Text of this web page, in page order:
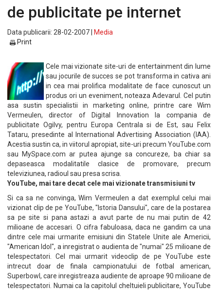
de publicitate pe internet
Data publicarii: 28-02-2007 |
Media
Print
Cele mai vizionate site-uri de entertainment din lume
sau jocurile de succes se pot transforma in cativa ani
in cea mai prolifica modalitate de face cunoscut un
produs ori un eveniment, noteaza Adevarul. Cel putin
asa sustin specialistii in marketing online, printre care Wim
Vermeulen, director of Digital Innovation la compania de
publicitate Ogilvy, pentru Europa Centrala si de Est, sau Felix
Tataru, presedinte al International Advertising Association (IAA).
Acestia sustin ca, in viitorul apropiat, site-uri precum YouTube.com
sau MySpace.com ar putea ajunge sa concureze, ba chiar sa
depaseasca modalitatile clasice de promovare, precum
televiziunea, radioul sau presa scrisa.
YouTube, mai tare decat cele mai vizionate transmisiuni tv
Si ca sa ne convinga, Wim Vermeulen a dat exemplul celui mai
vizionat clip de pe YouTube, "Istoria Dansului", care de la postarea
sa pe site si pana astazi a avut parte de nu mai putin de 42
milioane de accesari. O cifra fabuloasa, daca ne gandim ca una
dintre cele mai urmarite emisiuni din Statele Unite ale Americii,
"American Idol", a inregistrat o audienta de "numai" 25 milioane de
telespectatori. Cel mai urmarit videoclip de pe YouTube este
intrecut doar de finala campionatului de fotbal american,
Superbowl, care inregistreaza audiente de aproape 90 milioane de
telespectatori. Numai ca la capitolul cheltuieli publicitare, YouTube